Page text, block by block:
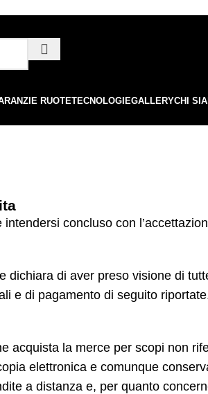
RUOTETECNOLOGIEGALLERYCHI
concluso con
di aver preso visione di
e di pagamento di seguito
acquista la merce per scopi non
elettronica e comunque
a distanza e, per quanto